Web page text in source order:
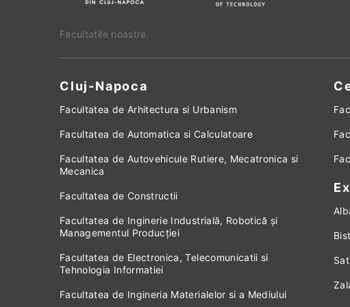
Facultatile noastre
Cluj-Napoca
Facultatea de Arhitectura si Urbanism
Facultatea de Automatica si Calculatoare
Facultatea de Autovehicule Rutiere, Mecatronica si
Mecanica
Facultatea de Constructii
Facultatea de Inginerie Industrială, Robotică și
Managementul Producției
Facultatea de Electronica, Telecomunicatii si
Tehnologia Informatiei
Facultatea de Ingineria Materialelor si a Mediului